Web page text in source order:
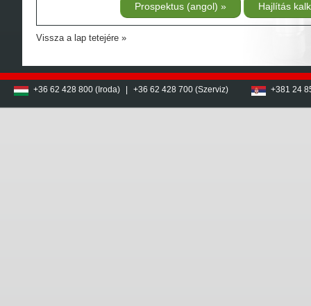
Prospektus (angol) Hajlítás
Vissza a lap tetejére
+36 62 428 800 (Iroda) +36 62 428 700 (Szerviz) +381 24